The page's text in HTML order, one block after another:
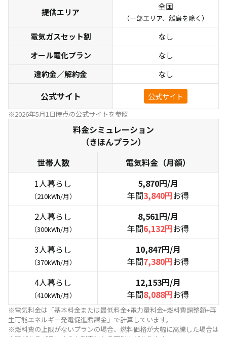
提供エリア
全国
（一部エリア、離島を除く）
電気ガスセット割
なし
オール電化プラン
なし
違約金／解約金
なし
公式サイト 公式サイト
※2026年5月1日時点の公式サイトを参照
料金シミュレーション
（きほんプラン）
世帯人数
電気料金（月額）
1人暮らし
（210kWh/月）
5,870円/月
年間3,840円お得
2人暮らし
（300kWh/月）
8,561円/月
年間6,132円お得
3人暮らし
（370kWh/月）
10,847円/月
年間7,380円お得
4人暮らし
（410kWh/月）
12,153円/月
年間8,088円お得
※電気料金は「基本料金または最低料金+電力量料金+燃料費調整額+再
生可能エネルギー発電促進賦課金」で計算しています。
※燃料費の上限がないプランの場合、燃料価格が大幅に高騰した場合は